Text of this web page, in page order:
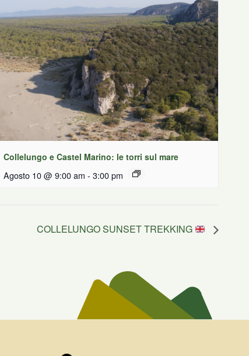
Collelungo e Castel Marino: le torri sul mare
Agosto 10 @ 9:00 am - 3:00 pm
COLLELUNGO SUNSET TREKKING